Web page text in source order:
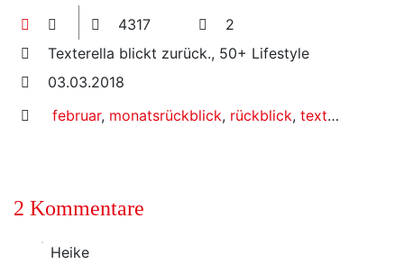
4317
2
Texterella blickt zurück., 50+ Lifestyle
03.03.2018
februar, monatsrückblick, rückblick, texterella blickt zurück
2 Kommentare
Heike